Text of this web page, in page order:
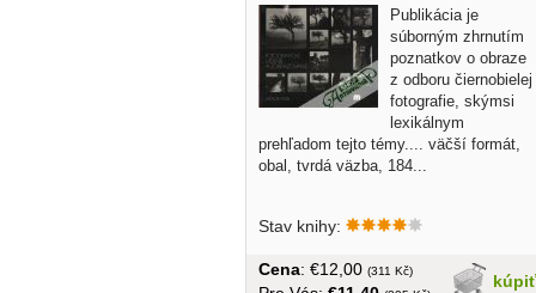
Publikácia je
súborným zhrnutím
poznatkov o obraze
z odboru čiernobielej
fotografie, skýmsi
lexikálnym
prehľadom tejto témy.... väčší formát,
obal, tvrdá väzba, 184...
Stav knihy:
kúpiť
Cena: €12,00 (311 Kč)